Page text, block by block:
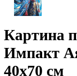
Картина
Импакт
40x70 см